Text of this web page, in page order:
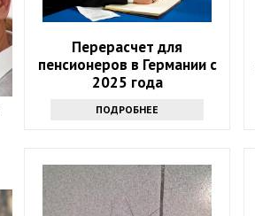
Перерасчет для
пенсионеров в Германии с
2025 года
ПОДРОБНЕЕ